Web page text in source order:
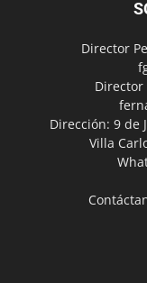
Director
Director
Dirección: 9 de
Villa